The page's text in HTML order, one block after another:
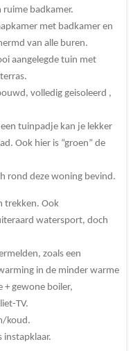
ruime badkamer.
met badkamer en
van alle buren.
aangelegde tuin met
volledig geisoleerd ,
tuinpadje kan je lekker
Ook hier is “groen” de
rond deze woning bevind.
trekken. Ook
watersport, doch
zoals een
in de minder warme
+ gewone boiler,
TV.
koud.
instapklaar.